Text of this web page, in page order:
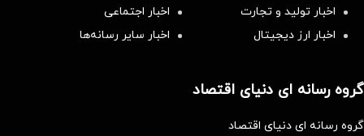
اخبار تولید و تجارت
اخبار اجتماعی
اخبار ارز دیجیتال
اخبار سایر رسانه‌‌ها
گروه رسانه ای دنیای اقتصاد
گروه رسانه ای دنیای اقتصاد